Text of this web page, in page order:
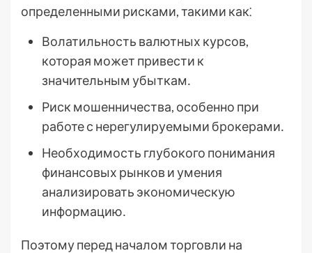
определенными рисками, такими как⁚
Волатильность валютных курсов,
которая может привести к
значительным убыткам․
Риск мошенничества, особенно при
работе с нерегулируемыми брокерами․
Необходимость глубокого понимания
финансовых рынков и умения
анализировать экономическую
информацию․
Поэтому перед началом торговли на